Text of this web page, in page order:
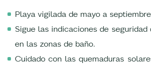
Playa vigilada de mayo a septiembre
Sigue las indicaciones de
en las zonas de baño.
Cuidado con las quemaduras